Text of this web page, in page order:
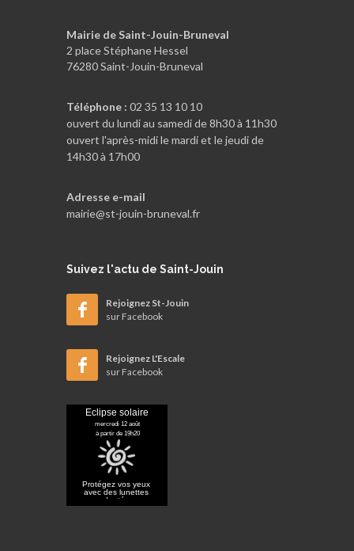
Mairie de Saint-Jouin-Bruneval
2 place Stéphane Hessel
76280 Saint-Jouin-Bruneval
Téléphone : 02 35 13 10 10
ouvert du lundi au samedi de 8h30 à 11h30
ouvert l'après-midi le mardi et le jeudi de
14h30 à 17h00
Adresse e-mail
mairie@st-jouin-bruneval.fr
Suivez l'actu de Saint-Jouin
Rejoignez St-Jouin
sur Facebook
Rejoignez L'Escale
sur Facebook